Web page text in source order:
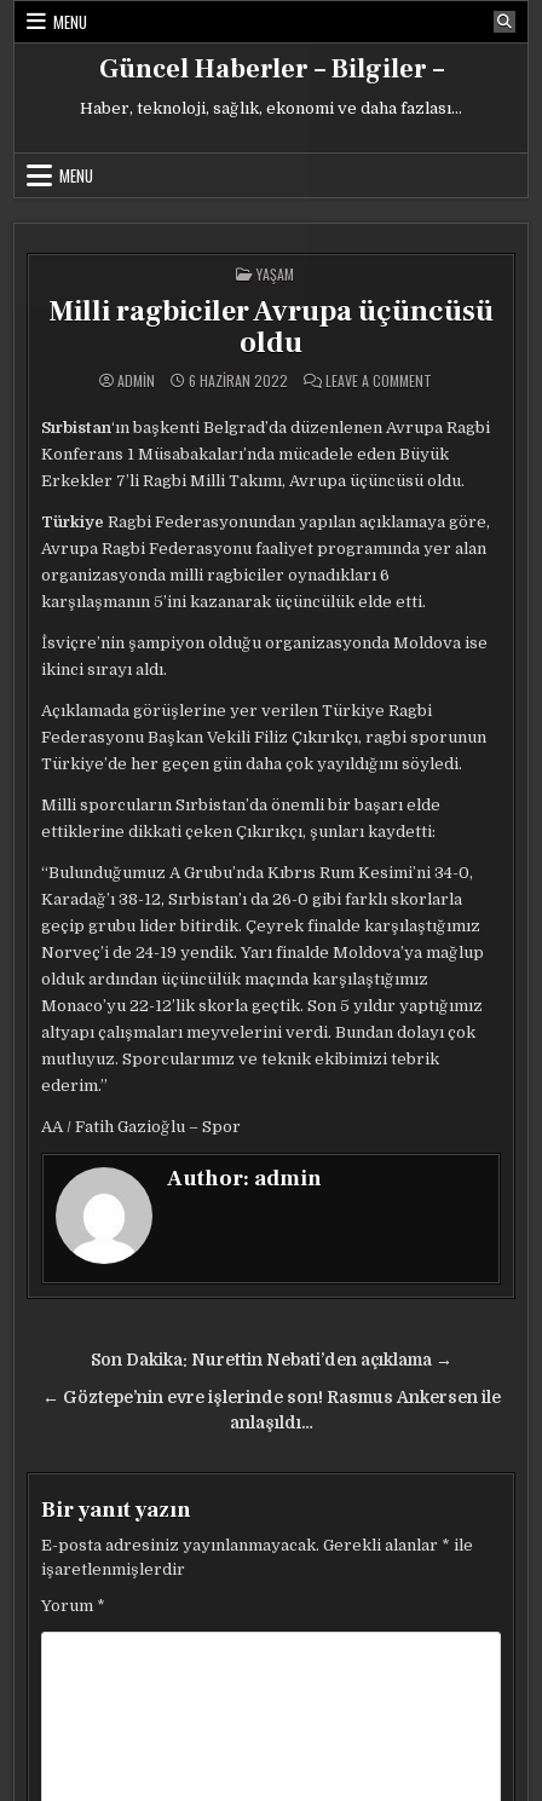
Skip
MENU
Güncel Haberler – Bilgiler –
Haber, teknoloji, sağlık, ekonomi ve daha fazlası…
MENU
POSTED
IN
YAŞAM
Milli ragbiciler Avrupa üçüncüsü
oldu
ADMIN 6 HAZIRAN 2022 LEAVE A COMMENTON
AVRUPA
ÜÇÜNCÜSÜ
OLDU
Sırbistan‘ın başkenti Belgrad’da düzenlenen Avrupa Ragbi
Konferans 1 Müsabakaları’nda mücadele eden Büyük
Erkekler 7’li Ragbi Milli Takımı, Avrupa üçüncüsü oldu.
Türkiye Ragbi Federasyonundan yapılan açıklamaya göre,
Avrupa Ragbi Federasyonu faaliyet programında yer alan
organizasyonda milli ragbiciler oynadıkları 6
karşılaşmanın 5’ini kazanarak üçüncülük elde etti.
İsviçre’nin şampiyon olduğu organizasyonda Moldova ise
ikinci sırayı aldı.
Açıklamada görüşlerine yer verilen Türkiye Ragbi
Federasyonu Başkan Vekili Filiz Çıkırıkçı, ragbi sporunun
Türkiye’de her geçen gün daha çok yayıldığını söyledi.
Milli sporcuların Sırbistan’da önemli bir başarı elde
ettiklerine dikkati çeken Çıkırıkçı, şunları kaydetti:
“Bulunduğumuz A Grubu’nda Kıbrıs Rum Kesimi’ni 34-0,
Karadağ’ı 38-12, Sırbistan’ı da 26-0 gibi farklı skorlarla
geçip grubu lider bitirdik. Çeyrek finalde karşılaştığımız
Norveç’i de 24-19 yendik. Yarı finalde Moldova’ya mağlup
olduk ardından üçüncülük maçında karşılaştığımız
Monaco’yu 22-12’lik skorla geçtik. Son 5 yıldır yaptığımız
altyapı çalışmaları meyvelerini verdi. Bundan dolayı çok
mutluyuz. Sporcularımız ve teknik ekibimizi tebrik
ederim.”
AA / Fatih Gazioğlu – Spor
Author: admin
gezinmesi
Son Dakika: Nurettin Nebati’den açıklama →
← Göztepe’nin evre işlerinde son! Rasmus Ankersen ile
anlaşıldı…
Bir yanıt yazın
E-posta adresiniz yayınlanmayacak. Gerekli alanlar * ile
işaretlenmişlerdir
Yorum *